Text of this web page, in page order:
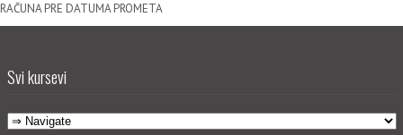
RAČUNA PRE DATUMA PROMETA
Svi kursevi